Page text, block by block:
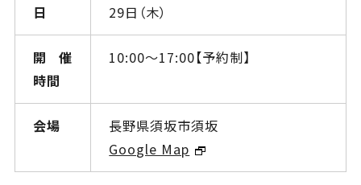
日
29日（木）
開催
時間
10:00～17:00【予約制】
会場
長野県須坂市須坂
Google Map